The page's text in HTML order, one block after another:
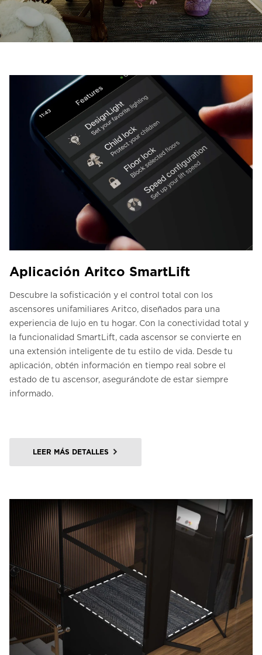
Contacte con nosotros
Pedir una estimación de precio
FAQ
Aplicación Aritco SmartLift
Descubre la sofisticación y el control total con los
ascensores unifamiliares Aritco, diseñados para una
experiencia de lujo en tu hogar. Con la conectividad total y
la funcionalidad SmartLift, cada ascensor se convierte en
una extensión inteligente de tu estilo de vida. Desde tu
aplicación, obtén información en tiempo real sobre el
estado de tu ascensor, asegurándote de estar siempre
informado.
LEER MÁS DETALLES